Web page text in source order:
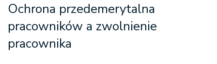
Ochrona przedemerytalna
pracowników a zwolnienie
pracownika